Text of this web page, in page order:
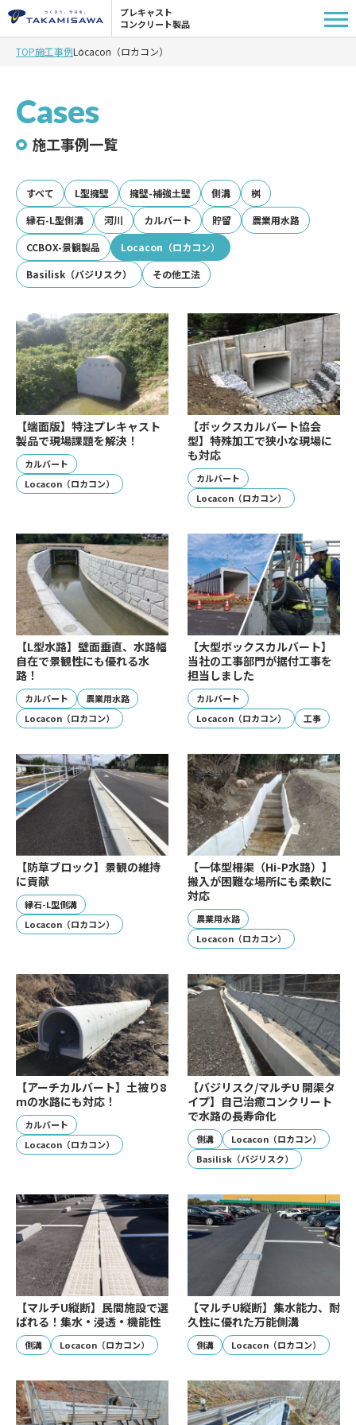
プレキャスト
コンクリート製品
TOP施工事例Locacon（ロカコン）
Cases
施工事例一覧
すべて L型擁壁 擁壁-補強土壁 側溝
桝
縁石-L型側溝
河川 カルバート 貯留
農業用水路
CCBOX-景観製品
Locacon（ロカコン）
Basilisk（バジリスク）
その他工法
【端面版】特注プレキャスト
製品で現場課題を解決！
カルバート
Locacon（ロカコン）
【ボックスカルバート協会
型】特殊加工で狭小な現場に
も対応
カルバート
Locacon（ロカコン）
【L型水路】壁面垂直、水路幅
自在で景観性にも優れる水
路！
カルバート
農業用水路
Locacon（ロカコン）
【大型ボックスカルバート】
当社の工事部門が据付工事を
担当しました
カルバート
Locacon（ロカコン）
工事
【防草ブロック】景観の維持
に貢献
縁石-L型側溝
Locacon（ロカコン）
【一体型柵渠（Hi-P水路）】
搬入が困難な場所にも柔軟に
対応
農業用水路
Locacon（ロカコン）
【アーチカルバート】土被り8
ｍの水路にも対応！
カルバート
Locacon（ロカコン）
【バジリスク/マルチU 開渠タ
イプ】自己治癒コンクリート
で水路の長寿命化
側溝
Locacon（ロカコン）
Basilisk（バジリスク）
【マルチU縦断】民間施設で選
ばれる！集水・浸透・機能性
側溝 Locacon（ロカコン）
【マルチU縦断】集水能力、耐
久性に優れた万能側溝
側溝 Locacon（ロカコン）